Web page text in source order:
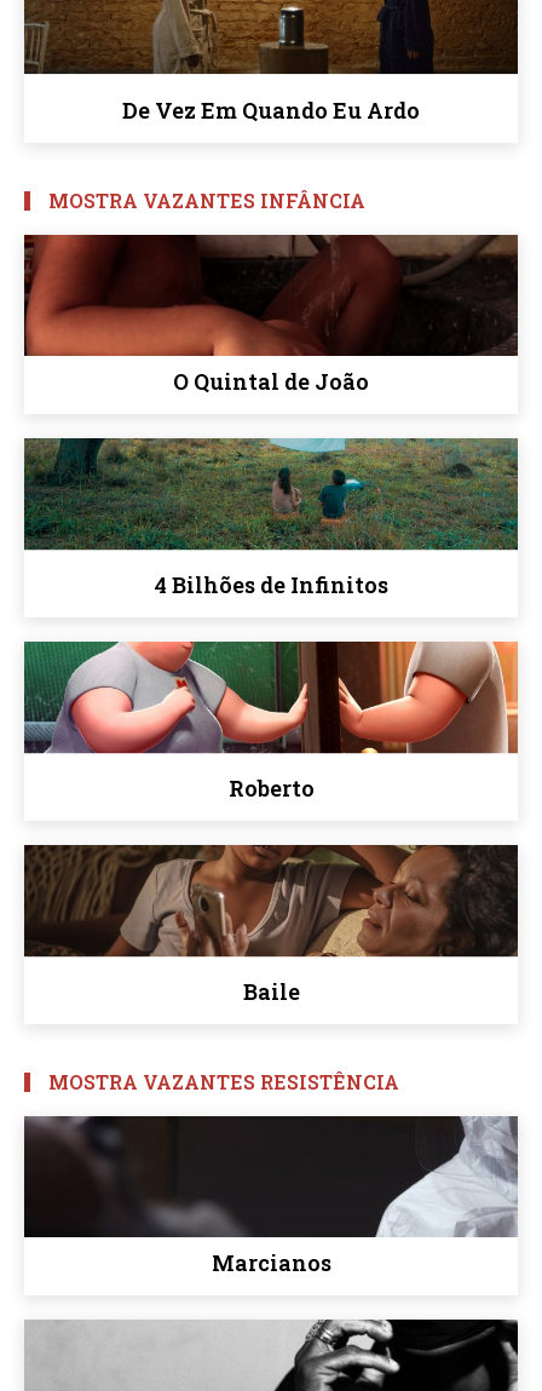
De Vez Em Quando Eu Ardo
MOSTRA VAZANTES INFÂNCIA
O Quintal de João
4 Bilhões de Infinitos
Roberto
Baile
MOSTRA VAZANTES RESISTÊNCIA
Marcianos